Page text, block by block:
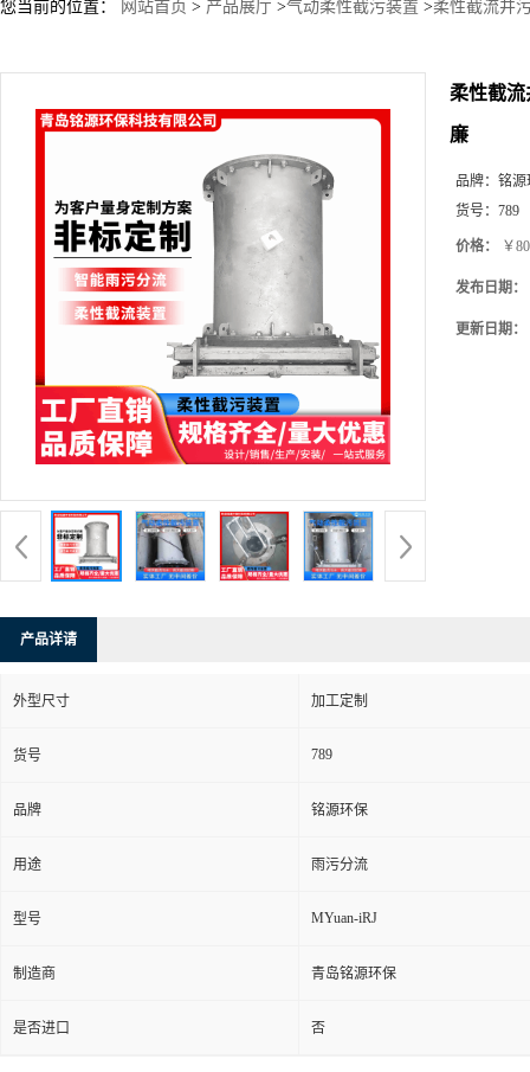
您当前的位置： 网站首页 > 产品展厅 >气动柔性截污装置 >柔性截流井
柔性截
廉
品牌： 铭源
货号： 789
价格： ￥
发布日期：
更新日期：
产品详请
外型尺寸 加工定制
货号 789
品牌 铭源环保
用途 雨污分流
型号 MYuan-iRJ
制造商 青岛铭源环保
是否进口 否